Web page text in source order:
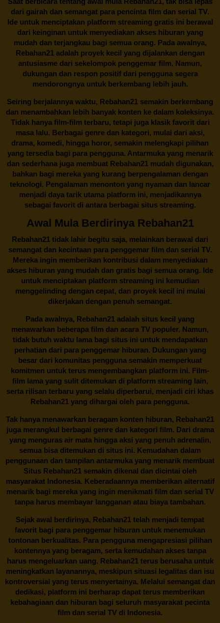
dari gairah dan semangat para pencinta film dan serial TV.
Ide untuk menciptakan platform streaming gratis ini berawal
dari keinginan untuk menyediakan akses hiburan yang
mudah dan terjangkau bagi semua orang. Pada awalnya,
Rebahan21 adalah proyek kecil yang dijalankan dengan
antusiasme dari sekelompok penggemar film. Namun,
dukungan dan respon positif dari pengguna segera
mendorongnya untuk berkembang lebih jauh.
Seiring berjalannya waktu, Rebahan21 semakin berkembang
dan menambahkan lebih banyak konten ke dalam koleksinya.
Tidak hanya film-film terbaru, tetapi juga klasik favorit dari
masa lalu. Berbagai genre dan kategori, mulai dari aksi,
drama, komedi, hingga horor, semakin melengkapi pilihan
yang tersedia bagi para pengguna. Antarmuka yang menarik
dan sederhana juga membuatRebahan21mudah digunakan,
bahkan bagi mereka yang kurang berpengalaman dengan
teknologi. Pengalaman menonton yang nyaman dan lancar
menjadi daya tarik utama platform ini, menjadikannya
sebagai favorit di antara berbagai situs streaming.
Awal Mula Berdirinya Rebahan21
Rebahan21 tidak lahir begitu saja, melainkan berawal dari
semangat dan kecintaan para penggemar film dan serial TV.
Mereka ingin memberikan kontribusi dalam menyediakan
akses hiburan yang mudah dan gratis bagi semua orang. Ide
untuk menciptakan platform streaming ini kemudian
menggelinding dengan cepat, dan proyek kecil ini mulai
dikerjakan dengan penuh semangat.
Pada awalnya, Rebahan21 adalah situs kecil yang
menawarkan beberapa film dan acara TV populer. Namun,
tidak butuh waktu lama bagi situs ini untuk mendapatkan
perhatian dari para penggemar hiburan. Dukungan yang
besar dari komunitas pengguna semakin memperkuat
komitmen untuk terus mengembangkan platform ini. Film-
film lama yang sulit ditemukan di platform streaming lain,
serta rilisan terbaru yang selalu diperbarui, menjadi ciri khas
Rebahan21 yang dihargai oleh para pengguna.
Tak hanya menawarkan beragam konten hiburan, Rebahan21
juga merangkul berbagai genre dan kategori film. Dari drama
yang menguras air mata hingga aksi yang penuh adrenalin,
semua bisa ditemukan di situs ini. Kemudahan dalam
penggunaan dan tampilan antarmuka yang menarik membuat
Situs Rebahan21semakin dikenal dan dicintai oleh
masyarakat Indonesia. Keberadaannya memberikan alternatif
menarik bagi mereka yang ingin menikmati film dan serial TV
tanpa harus membayar langganan atau biaya tambahan.
Sejak awal berdirinya, Rebahan21 telah menjadi tempat
favorit bagi para penggemar hiburan untuk menemukan
tontonan berkualitas. Para pengguna mengapresiasi pilihan
kontennya yang beragam, serta kemudahan akses tanpa
harus mengeluarkan uang. Rebahan21terus berusaha untuk
meningkatkan layanannya, meskipun situasi legalitas dan isu
kontroversial yang terus menyertainya. Melalui semangat dan
dedikasi, platform ini berharap dapat terus memberikan
kebahagiaan dan hiburan bagi seluruh masyarakat pecinta
film dan serial TV di Indonesia.